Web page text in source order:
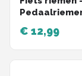
Pedalen
stationaire
lengte -
accessoires
€ 12,99